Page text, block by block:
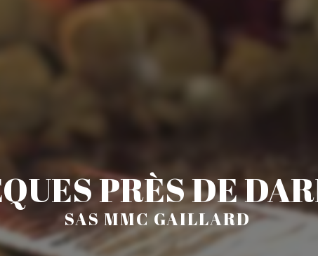
PRÈS DE
SAS MMC GAILLARD